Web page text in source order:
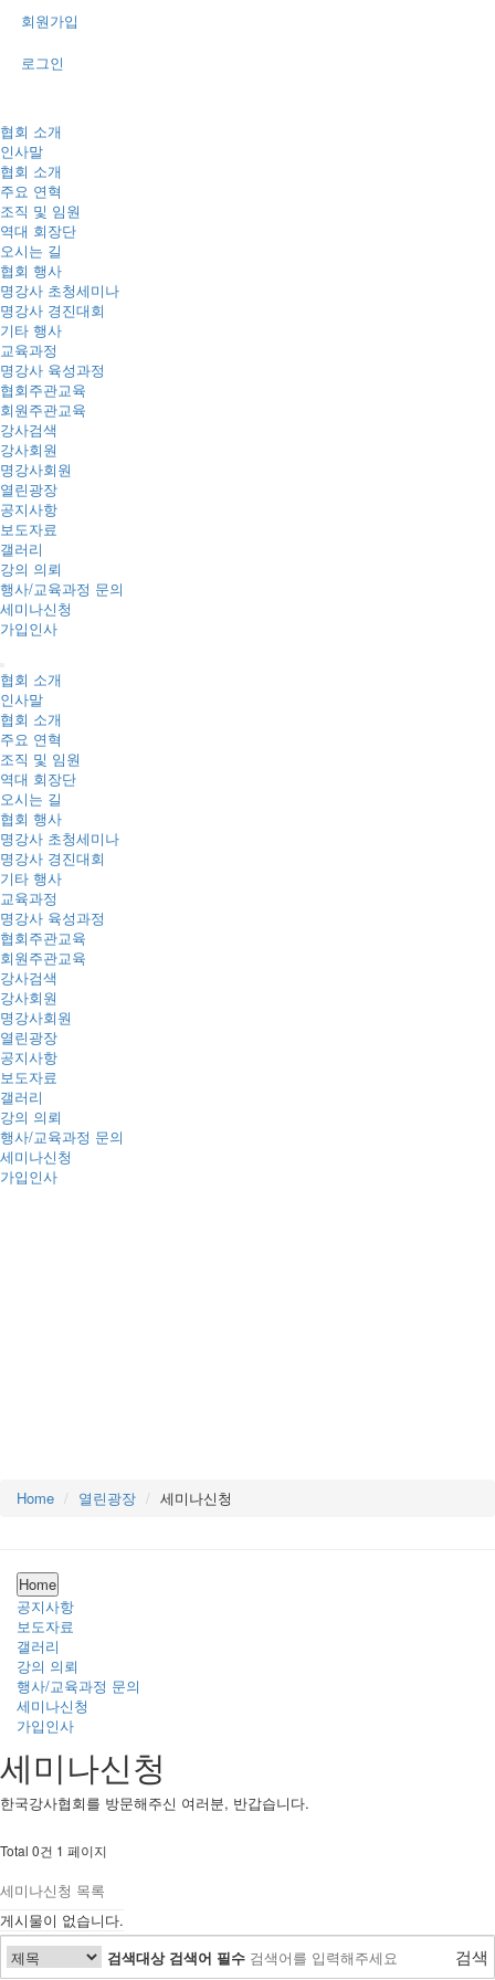
회원가입
로그인
협회 소개
인사말
협회 소개
주요 연혁
조직 및 임원
역대 회장단
오시는 길
협회 행사
명강사 초청세미나
명강사 경진대회
기타 행사
교육과정
명강사 육성과정
협회주관교육
회원주관교육
강사검색
강사회원
명강사회원
열린광장
공지사항
보도자료
갤러리
강의 의뢰
행사/교육과정 문의
세미나신청
가입인사
협회 소개
인사말
협회 소개
주요 연혁
조직 및 임원
역대 회장단
오시는 길
협회 행사
명강사 초청세미나
명강사 경진대회
기타 행사
교육과정
명강사 육성과정
협회주관교육
회원주관교육
강사검색
강사회원
명강사회원
열린광장
공지사항
보도자료
갤러리
강의 의뢰
행사/교육과정 문의
세미나신청
가입인사
Home 열린광장 세미나신청
Home
공지사항
보도자료
갤러리
강의 의뢰
행사/교육과정 문의
세미나신청
가입인사
세미나신청
한국강사협회를 방문해주신 여러분, 반갑습니다.
Total 0건 1 페이지
세미나신청 목록
게시물이 없습니다.
검색대상 검색어 필수 검색